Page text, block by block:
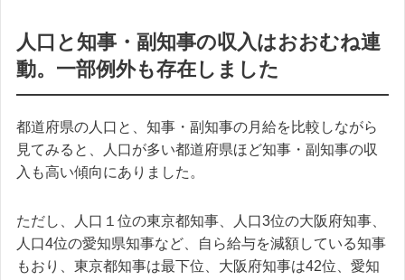
人口と知事・副知事の収入はおおむね連
動。一部例外も存在しました
都道府県の人口と、知事・副知事の月給を比較しながら
見てみると、人口が多い都道府県ほど知事・副知事の収
入も高い傾向にありました。
ただし、人口１位の東京都知事、人口3位の大阪府知事、
人口4位の愛知県知事など、自ら給与を減額している知事
もおり、東京都知事は最下位、大阪府知事は42位、愛知